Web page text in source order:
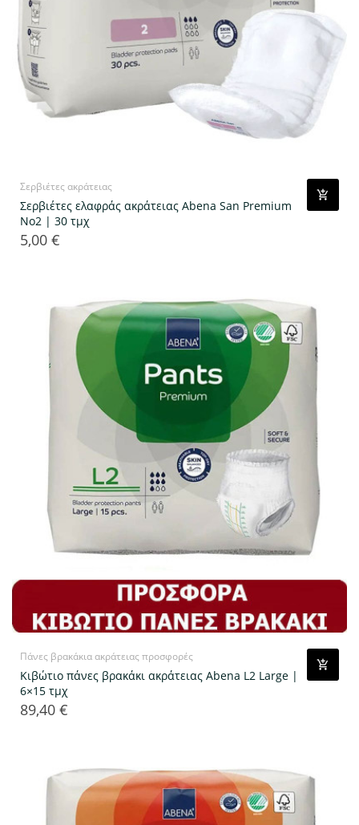
Σερβιέτες ακράτειας
Σερβιέτες ελαφράς ακράτειας Abena San Premium
No2 | 30 τμχ
Τιμή
5,00 €
Πάνες βρακάκια ακράτειας προσφορές
Κιβώτιο πάνες βρακάκι ακράτειας Abena L2 Large |
6×15 τμχ
Τιμή
89,40 €